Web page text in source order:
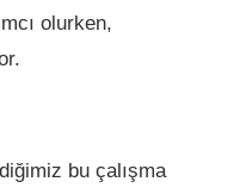
olurken,
bu çalışma